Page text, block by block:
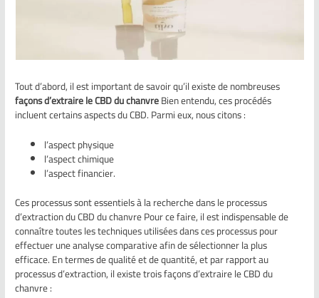
Tout d’abord, il est important de savoir qu’il existe de nombreuses
façons d’extraire le CBD du chanvreBien entendu, ces procédés
incluent certains aspects du CBD. Parmi eux, nous citons :
l’aspect physique
l’aspect chimique
l’aspect financier.
Ces processus sont essentiels à la recherche dans le processus
d’extraction du CBD du chanvre Pour ce faire, il est indispensable de
connaître toutes les techniques utilisées dans ces processus pour
effectuer une analyse comparative afin de sélectionner la plus
efficace. En termes de qualité et de quantité, et par rapport au
processus d’extraction, il existe trois façons d’extraire le CBD du
chanvre :